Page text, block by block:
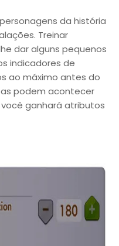
da história
Treinar
dar alguns pequenos
indicadores de
ao máximo antes do
podem acontecer
ganhará atributos